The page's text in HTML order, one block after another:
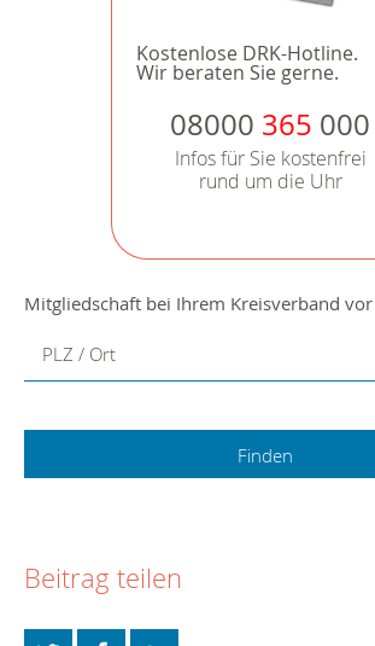
Kostenlose DRK-Hotline.
Wir beraten Sie gerne.
08000 365 000
Infos für Sie kostenfrei
rund um die Uhr
Mitgliedschaft bei Ihrem Kreisverband
PLZ / Ort
Beitrag teilen